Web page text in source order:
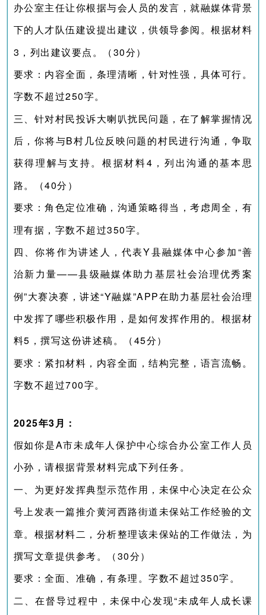
办公室主任让你根据与会人员的发言，就融媒体背景
下的人才队伍建设提出建议，供领导参阅。根据材料
3，列出建议要点。（30分）
要求：内容全面，条理清晰，针对性强，具体可行。
字数不超过250字。
三、针对村民投诉大喇叭扰民问题，在了解掌握情况
后，你将与B村几位反映问题的村民进行沟通，争取
获得理解与支持。根据材料4，列出沟通的基本思
路。（40分）
要求：角色定位准确，沟通策略得当，考虑周全，有
理有据，字数不超过350字。
四、你将作为讲述人，代表Y县融媒体中心参加“善
治新力量——县级融媒体助力基层社会治理优秀案
例”大赛决赛，讲述“Y融媒”APP在助力基层社会治理
中发挥了哪些积极作用，是如何发挥作用的。根据材
料5，撰写这份讲述稿。（45分）
要求：紧扣材料，内容全面，结构完整，语言流畅。
字数不超过700字。
2025年3月：
假如你是A市未成年人保护中心综合办公室工作人员
小孙，请根据背景材料完成下列任务。
一、为更好发挥典型示范作用，未保中心决定在公众
号上发表一篇推介黄河西路街道未保站工作经验的文
章。根据材料二，分析整理该未保站的工作做法，为
撰写文章提供参考。（30分）
要求：全面、准确，有条理。字数不超过350字。
二、在督导过程中，未保中心发现“未成年人成长课